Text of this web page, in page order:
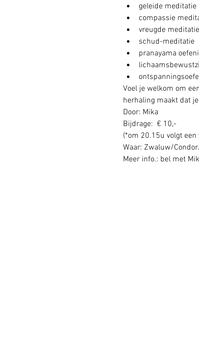
geleide meditatie
compassie
vreugde meditatie
schud-meditatie
pranayama
Voel je welkom om
herhaling maakt dat
Door: Mika
Bijdrage:  € 10,-
(*om 20.15u volgt
Waar: Zwaluw/
Meer info.: bel met